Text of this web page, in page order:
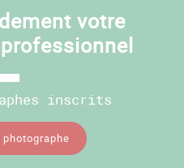
votre
inscrits